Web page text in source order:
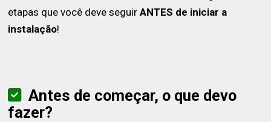
etapas que você deve seguirANTES de iniciar a
instalação!
Antes de começar, o que devo
fazer?